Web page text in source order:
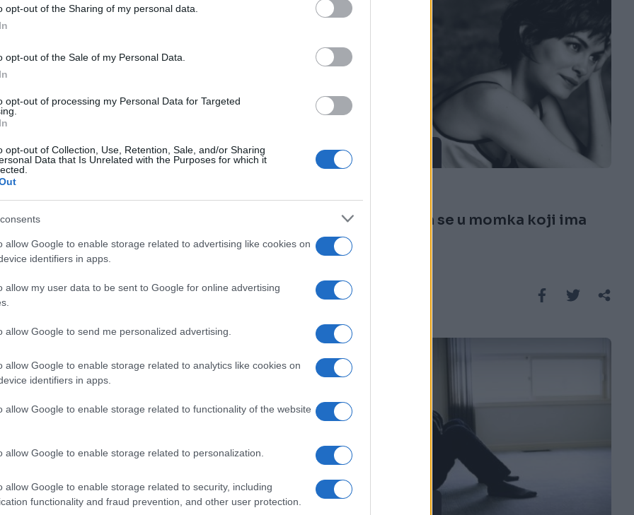
opt-out of the Sharing of my personal data.
opt-out of the Sale of my Personal Data.
opt-out of processing my Personal Data for Targeted
opt-out of Collection, Use, Retention, Sale, and/or Sharing
Data that Is Unrelated with the Purposes for which it
allow Google to enable storage related to advertising like cookies on
identifiers in apps.
allow my user data to be sent to Google for online advertising
allow Google to send me personalized advertising.
allow Google to enable storage related to analytics like cookies on
identifiers in apps.
allow Google to enable storage related to functionality of the website
allow Google to enable storage related to personalization.
allow Google to enable storage related to security, including
functionality and fraud prevention, and other user protection.
E BURAZ
Ti si moja, ne dam te nikom!
Saznaj više
"Zaljubila sam se u momka koji ima
djevojku"
Saznaj više
KIOSK